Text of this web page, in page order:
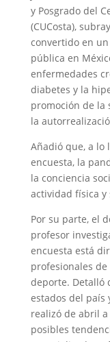
y Posgrado del
(CUCosta),
convertido en
pública en
enfermedades
diabetes y la
promoción de la
la
Añadió que, a lo
encuesta, la
la conciencia
actividad física
Por su parte, el
profesor
encuesta está
profesionales
deporte. Detalló
estados del país
realizó de abril a
posibles